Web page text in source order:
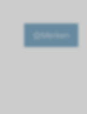
Merken